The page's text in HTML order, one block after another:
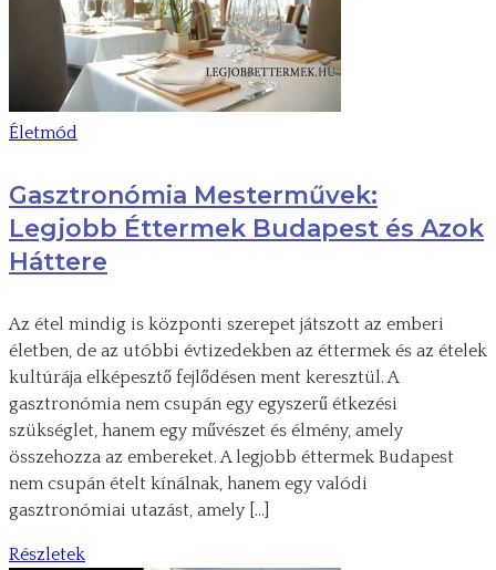
Életmód
Gasztronómia Mesterművek:
Legjobb Éttermek Budapest és Azok
Háttere
Az étel mindig is központi szerepet játszott az emberi
életben, de az utóbbi évtizedekben az éttermek és az ételek
kultúrája elképesztő fejlődésen ment keresztül. A
gasztronómia nem csupán egy egyszerű étkezési
szükséglet, hanem egy művészet és élmény, amely
összehozza az embereket. A legjobb éttermek Budapest
nem csupán ételt kínálnak, hanem egy valódi
gasztronómiai utazást, amely […]
Részletek